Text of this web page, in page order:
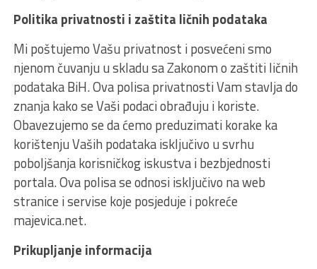
Politika privatnosti i zaštita ličnih podataka
Mi poštujemo Vašu privatnost i posvećeni smo
njenom čuvanju u skladu sa Zakonom o zaštiti ličnih
podataka BiH. Ova polisa privatnosti Vam stavlja do
znanja kako se Vaši podaci obrađuju i koriste.
Obavezujemo se da ćemo preduzimati korake ka
korištenju Vaših podataka isključivo u svrhu
poboljšanja korisničkog iskustva i bezbjednosti
portala. Ova polisa se odnosi isključivo na web
stranice i servise koje posjeduje i pokreće
majevica.net.
Prikupljanje informacija